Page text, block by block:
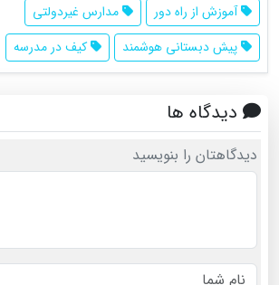
آموزش از راه دور
مدارس غیردولتی
پیش دبستانی هوشمند
کیف در مدرسه
دیدگاه ها
دیدگاهتان را بنویسید